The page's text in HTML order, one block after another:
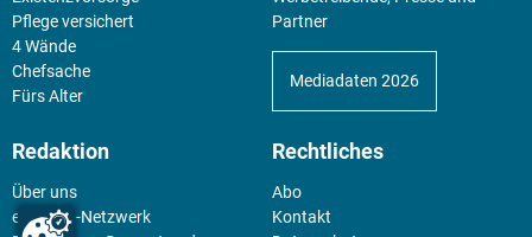
Pflege versichert
4 Wände
Chefsache
Fürs Alter
Partner
Mediadaten 2026
Redaktion
Über uns
experten-Netzwerk
Rechtliches
Abo
Kontakt